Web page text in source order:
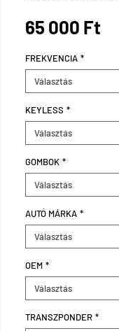
65 000 Ft
FREKVENCIA *
Választás
KEYLESS *
Választás
GOMBOK *
Választás
AUTÓ MÁRKA *
Választás
OEM *
Választás
TRANSZPONDER *